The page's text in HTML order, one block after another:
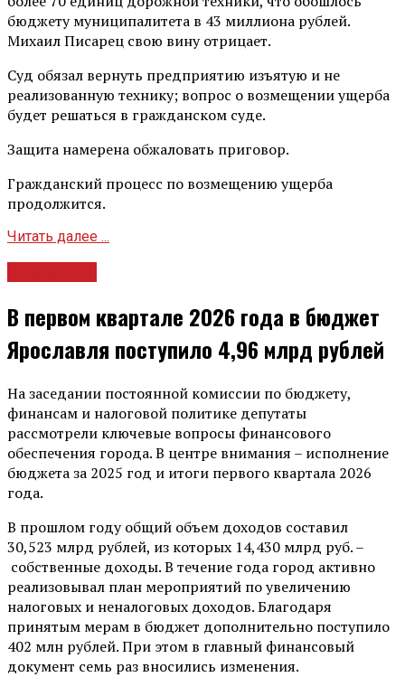
бюджету муниципалитета в 43 миллиона рублей.
Михаил Писарец свою вину отрицает.
Суд обязал вернуть предприятию изъятую и не
реализованную технику; вопрос о возмещении ущерба
будет решаться в гражданском суде.
Защита намерена обжаловать приговор.
Гражданский процесс по возмещению ущерба
продолжится.
Читать далее ...
В первом квартале 2026 года в бюджет
Ярославля поступило 4,96 млрд рублей
На заседании постоянной комиссии по бюджету,
финансам и налоговой политике депутаты
рассмотрели ключевые вопросы финансового
обеспечения города. В центре внимания – исполнение
бюджета за 2025 год и итоги первого квартала 2026
года.
В прошлом году общий объем доходов составил
30,523 млрд рублей, из которых 14,430 млрд руб. –
собственные доходы. В течение года город активно
реализовывал план мероприятий по увеличению
налоговых и неналоговых доходов. Благодаря
принятым мерам в бюджет дополнительно поступило
402 млн рублей. При этом в главный финансовый
документ семь раз вносились изменения.